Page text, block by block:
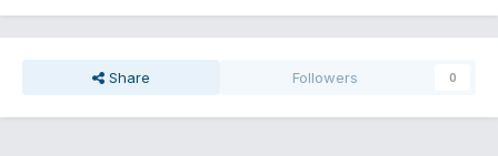
Share Followers 0